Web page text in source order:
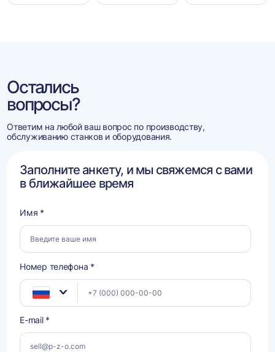
Остались
вопросы?
Ответим на любой ваш вопрос по производству,
обслуживанию станков и оборудования.
Заполните анкету, и мы свяжемся с вами
в ближайшее время
Имя *
Номер телефона *
E-mail *